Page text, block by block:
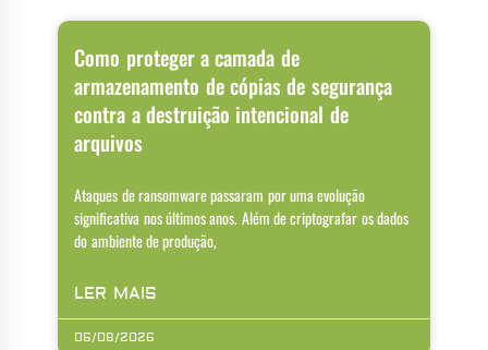
Como proteger a camada de
armazenamento de cópias de segurança
contra a destruição intencional de
arquivos
Ataques de ransomware passaram por uma evolução
significativa nos últimos anos. Além de criptografar os dados
do ambiente de produção,
LER MAIS
06/08/2026